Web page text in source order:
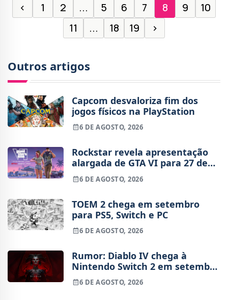
‹ 1 2 ... 5 6 7 8 9
10
11
... 18 19 ›
Outros artigos
Capcom desvaloriza fim dos
jogos físicos na PlayStation
6 DE AGOSTO, 2026
Rockstar revela apresentação
alargada de GTA VI para 27 de
agosto
6 DE AGOSTO, 2026
TOEM 2 chega em setembro
para PS5, Switch e PC
6 DE AGOSTO, 2026
Rumor: Diablo IV chega à
Nintendo Switch 2 em setembro
e vai custar o preço de um jogo
novo
6 DE AGOSTO, 2026